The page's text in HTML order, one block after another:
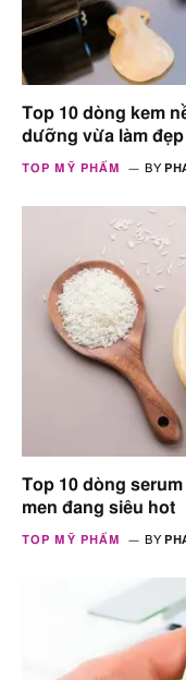
Top 10 dòng kem
dưỡng vừa làm đẹp
TOP MỸ PHẨM BY
Top 10 dòng
men đang siêu hot
TOP MỸ PHẨM BY